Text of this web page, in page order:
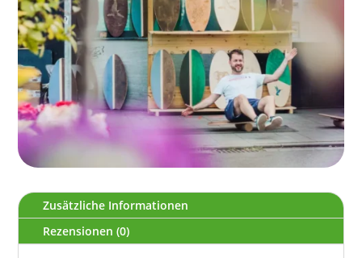
Zusätzliche Informationen
Rezensionen (0)